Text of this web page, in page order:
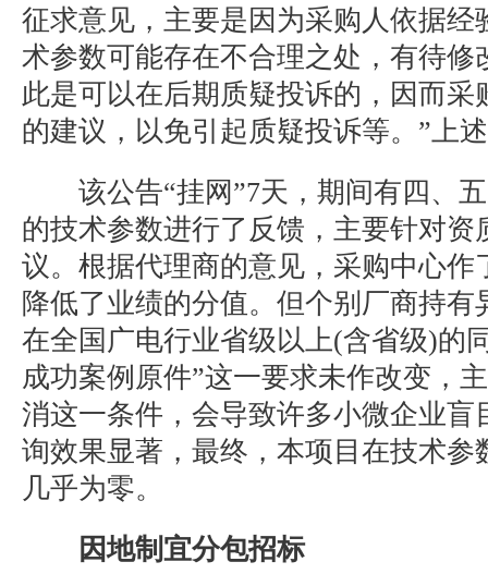
征求意见，主要是因为采购人依据经
术参数可能存在不合理之处，有待修
此是可以在后期质疑投诉的，因而采
的建议，以免引起质疑投诉等。”上
该公告“挂网”7天，期间有四、五
的技术参数进行了反馈，主要针对资
议。根据代理商的意见，采购中心作
降低了业绩的分值。但个别厂商持有
在全国广电行业省级以上(含省级)的
成功案例原件”这一要求未作改变，
消这一条件，会导致许多小微企业盲
询效果显著，最终，本项目在技术参
几乎为零。
因地制宜分包招标